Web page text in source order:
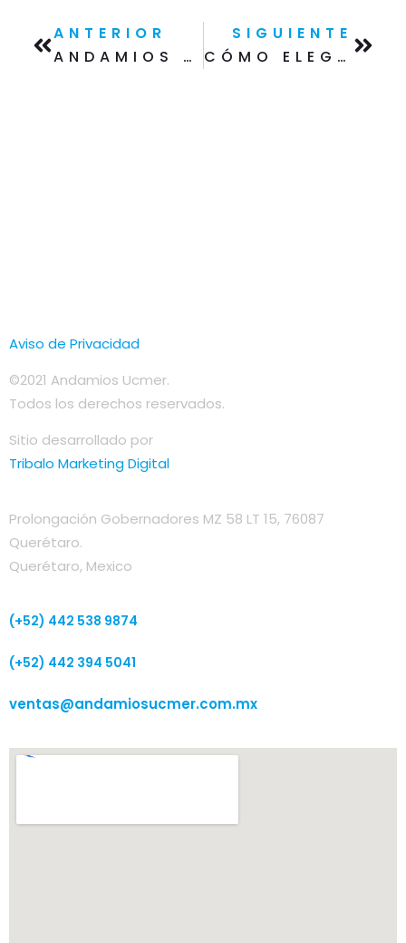
ANTERIOR
ANDAMIOS ¿MEJOR COMPRARLOS O RENTARLOS?
SIGUIENTE
CÓMO ELEGIR UNA EMPRESA CONFIABLE DE RENTA DE ANDAMIOS
Aviso de Privacidad
©2021 Andamios Ucmer.
Todos los derechos reservados.
Sitio desarrollado por
Tribalo Marketing Digital
Prolongación Gobernadores MZ 58 LT 15, 76087
Querétaro.
Querétaro, Mexico
(+52) 442 538 9874
(+52) 442 394 5041
ventas@andamiosucmer.com.mx